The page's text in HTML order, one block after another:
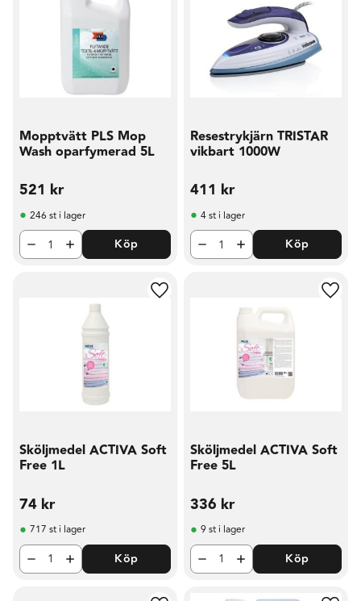
Mopptvätt PLS Mop
Wash oparfymerad 5L
521 kr
246 st i lager
Köp
Resestrykjärn TRISTAR
vikbart 1000W
411 kr
4 st i lager
Köp
Sköljmedel ACTIVA Soft
Free 1L
74 kr
Lägg till i favoriter
717 st i lager
Köp
Sköljmedel ACTIVA Soft
Free 5L
336 kr
9 st i lager
Köp